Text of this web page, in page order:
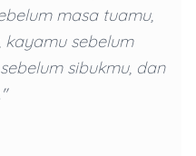
masa tuamu,
kayamu sebelum
sibukmu, dan